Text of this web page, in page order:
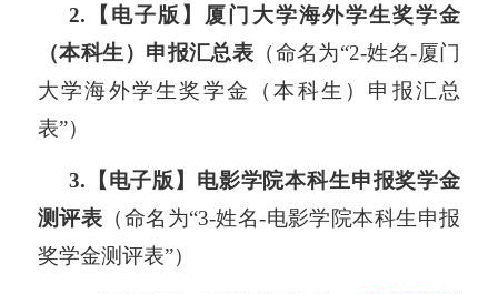
2.【电子版】厦门大学海外学生奖学金
（本科生）申报汇总表 （命名为“2-姓名-厦门
大学海外学生奖学金（本科生 ）申报汇总
表”）
3.【电子版】 电影学院本科生申报奖学金
测评表 （命名为“3-姓名-电影学院本科生申报
奖学金测评表”）